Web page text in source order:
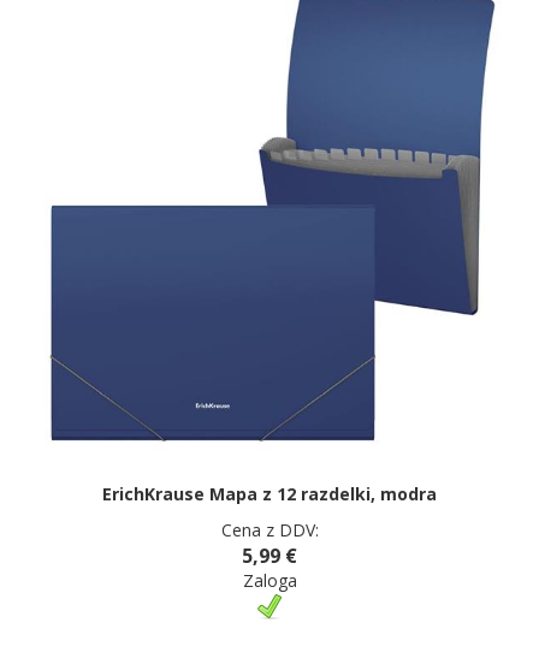
ErichKrause Mapa z 12 razdelki, modra
Cena z DDV:
5,99 €
Zaloga